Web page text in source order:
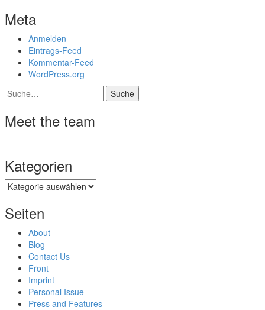
Meta
Anmelden
Eintrags-Feed
Kommentar-Feed
WordPress.org
Suche
Meet the team
Kategorien
Kategorien
Seiten
About
Blog
Contact Us
Front
Imprint
Personal Issue
Press and Features